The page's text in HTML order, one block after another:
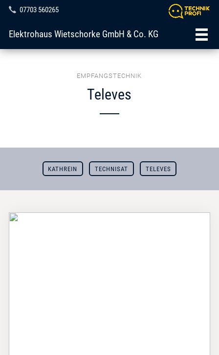
07703 560265
Elektrohaus Wietschorke GmbH & Co. KG
EMPFANGSTECHNIK
Televes
KATHREIN TECHNISAT TELEVES